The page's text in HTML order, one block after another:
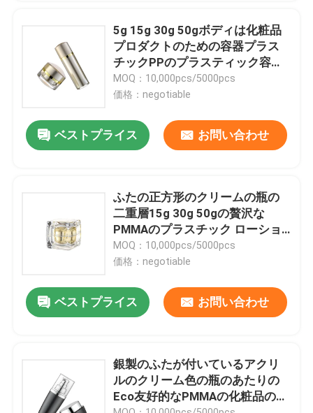
会社案内
お問い合わせ
化粧品の空気のないびん
化粧品のローションのびん
化粧品のクリーム色の瓶
5g 15g 30g 50gボディは化粧品
プロダクトのための容器プラス
チックPPのプラスティック容器
をごしごし洗う
MOQ：10,000pcs/5000pcs
価格：negotiable
ベストプライス お問い合わせ
ふたの正方形のクリームの瓶の
二重層15g 30g 50gの贅沢な
PMMAのプラスチック ローショ
ンの瓶
MOQ：10,000pcs/5000pcs
価格：negotiable
ベストプライス お問い合わせ
銀製のふたが付いているアクリ
ルのクリーム色の瓶のあたりの
Eco友好的なPMMAの化粧品のク